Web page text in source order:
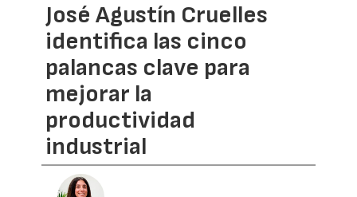
José Agustín Cruelles
identifica las cinco
palancas clave para
mejorar la
productividad
industrial